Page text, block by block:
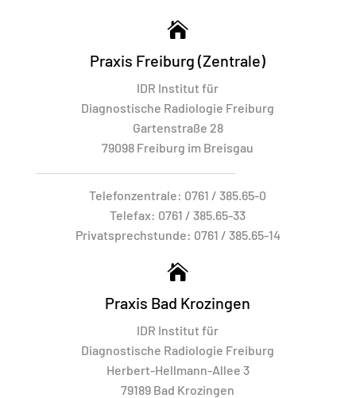

Praxis Freiburg (Zentrale)
IDR Institut für
Diagnostische Radiologie Freiburg
Gartenstraße 28
79098 Freiburg im Breisgau
Telefonzentrale: 0761 / 385.65-0
Telefax: 0761 / 385.65-33
Privatsprechstunde: 0761 / 385.65-14

Praxis Bad Krozingen
IDR Institut für
Diagnostische Radiologie Freiburg
Herbert-Hellmann-Allee 3
79189 Bad Krozingen